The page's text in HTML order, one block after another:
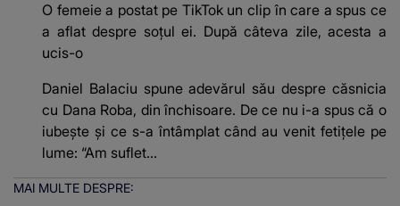
O femeie a postat pe TikTok un clip în care a spus ce
a aflat despre soțul ei. După câteva zile, acesta a
ucis-o
Daniel Balaciu spune adevărul său despre căsnicia
cu Dana Roba, din închisoare. De ce nu i-a spus că o
iubește și ce s-a întâmplat când au venit fetițele pe
lume: “Am suflet...
MAI MULTE DESPRE: